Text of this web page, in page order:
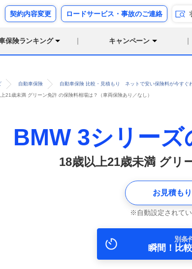
契約内容変更 ロードサービス・事故のご連絡
保険ランキング キャンペーン
自動車保険 自動車保険 比較・見積もり ネットで安い保険料が今すぐ
21歳未満 グリーン免許 の保険料相場は？（車両保険あり／なし）
BMW 3シリーズ
18歳以上21歳未満 グリ
お見積も
自動設定されて
別条
瞬間！比